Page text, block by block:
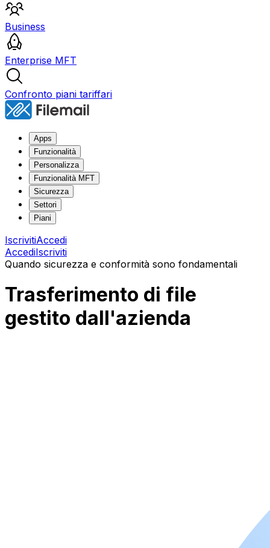
Business
Enterprise MFT
Confronto piani tariffari
Apps
Funzionalità
Personalizza
Funzionalità MFT
Sicurezza
Settori
Piani
IscrivitiAccedi
AccediIscriviti
Quando sicurezza e conformità sono fondamentali
Trasferimento di file
gestito dall'azienda